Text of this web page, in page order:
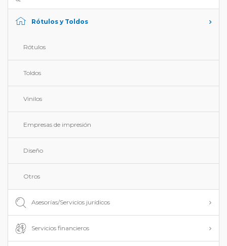
Rótulos y Toldos
Rótulos
Toldos
Vinilos
Empresas de impresión
Diseño
Otros
Asesorías/Servicios jurídicos
Servicios financieros